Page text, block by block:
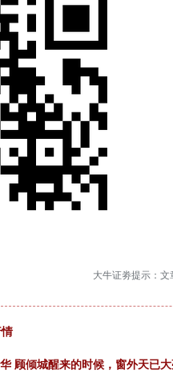
大牛证劵提示：文
顾倾城醒来的时候，窗外天已